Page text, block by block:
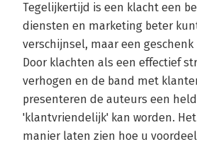
Tegelijkertijd is een klacht een
diensten en marketing beter
verschijnsel, maar een
Door klachten als een effectief
verhogen en de band met
presenteren de auteurs een
'klantvriendelijk' kan worden.
manier laten zien hoe u